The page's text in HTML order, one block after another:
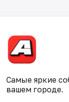
Самые яркие
вашем городе.